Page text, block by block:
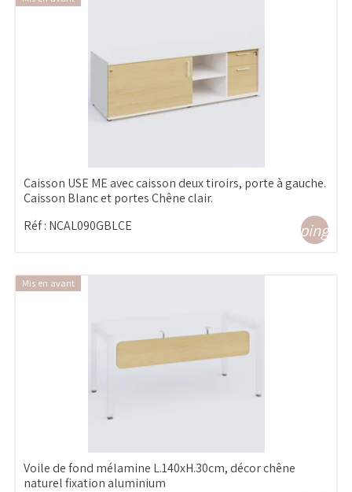
Caisson USE ME avec caisson deux tiroirs, porte à gauche.
Caisson Blanc et portes Chêne clair.
Réf : NCAL090GBLCE
Mis en avant
Voile de fond mélamine L.140xH.30cm, décor chêne
naturel fixation aluminium